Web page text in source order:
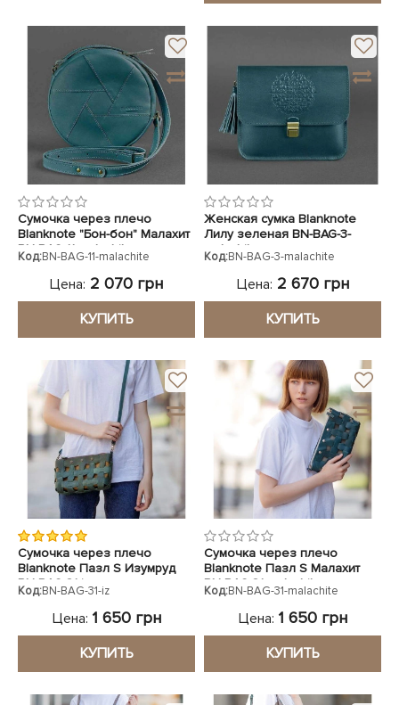
Сумочка через плечо
Blanknote "Бон-бон" Малахит
BN-BAG-11-malachite
Код:BN-BAG-11-malachite
Цена: 2 070 грн
КУПИТЬ
Женская сумка Blanknote
Лилу зеленая BN-BAG-3-
malachite
Код:BN-BAG-3-malachite
Цена: 2 670 грн
КУПИТЬ
Сумочка через плечо
Blanknote Пазл S Изумруд
BN-BAG-31-iz
Код:BN-BAG-31-iz
Цена: 1 650 грн
КУПИТЬ
Сумочка через плечо
Blanknote Пазл S Малахит
BN-BAG-31-malachite
Код:BN-BAG-31-malachite
Цена: 1 650 грн
КУПИТЬ